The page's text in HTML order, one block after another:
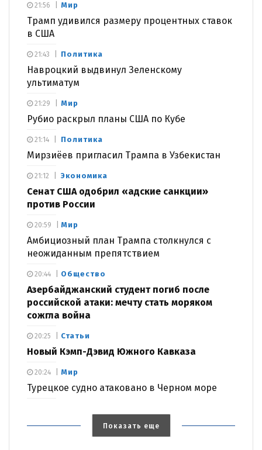
Мир
Трамп удивился размеру процентных ставок
в США
21:56
Политика
Навроцкий выдвинул Зеленскому
ультиматум
21:43
Мир
Рубио раскрыл планы США по Кубе
21:29
Политика
Мирзиёев пригласил Трампа в Узбекистан
21:14
Экономика
Сенат США одобрил «адские санкции»
против России
21:12
Мир
Амбициозный план Трампа столкнулся с
неожиданным препятствием
20:59
Общество
Азербайджанский студент погиб после
российской атаки: мечту стать моряком
сожгла война
20:44
Статьи
Новый Кэмп-Дэвид Южного Кавказа
20:25
Мир
Турецкое судно атаковано в Черном море
20:24
Показать еще